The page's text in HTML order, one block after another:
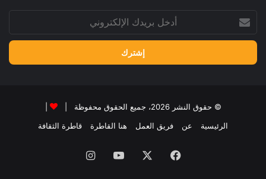
بريدك
الإلكتروني
© حقوق النشر 2026، جميع الحقوق محفوظة |
الرئيسية
عن فريق العمل هنا القاطرة قاطرة الثقافة
فيسبوك ‫YouTubeانستقرام